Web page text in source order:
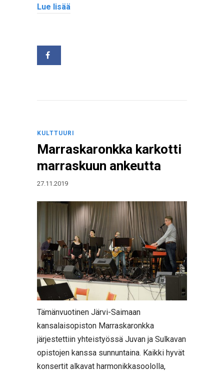
Lue lisää
KULTTUURI
Marraskaronkka karkotti
marraskuun ankeutta
27.11.2019
Tämänvuotinen Järvi-Saimaan
kansalaisopiston Marraskaronkka
järjestettiin yhteistyössä Juvan ja Sulkavan
opistojen kanssa sunnuntaina. Kaikki hyvät
konsertit alkavat harmonikkasoololla,